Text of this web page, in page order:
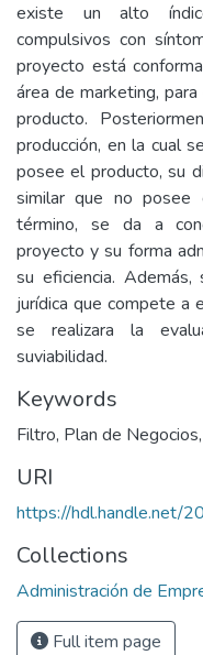
existe un alto
compulsivos con
proyecto está
área de marketing,
producto.
producción, en la cual
posee el producto, su
similar que no posee
término, se da a
proyecto y su forma
su eficiencia.
jurídica que compete
se realizara la
suviabilidad.
Keywords
Filtro, Plan de Negocios,
URI
https://hdl.handle.net/
Collections
Administración de
Full item page